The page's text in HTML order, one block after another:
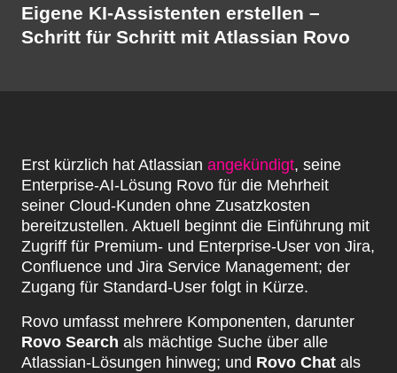
Eigene KI-Assistenten erstellen –
Schritt für Schritt mit Atlassian Rovo
Erst kürzlich hat Atlassian angekündigt, seine
Enterprise-AI-Lösung Rovo für die Mehrheit
seiner Cloud-Kunden ohne Zusatzkosten
bereitzustellen. Aktuell beginnt die Einführung mit
Zugriff für Premium- und Enterprise-User von Jira,
Confluence und Jira Service Management; der
Zugang für Standard-User folgt in Kürze.
Rovo umfasst mehrere Komponenten, darunter
Rovo Search als mächtige Suche über alle
Atlassian-Lösungen hinweg; und Rovo Chat als